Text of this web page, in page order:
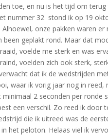
toe, en nu is het tijd om
nummer 32 stond ik op 19
Alhoewel, onze pakken waren
geplakt rond. Maar dat
voelde me sterk en was
voelden zich ook sterk,
dat ik de wedstrijden
waar ik vorig jaar nog in
2 seconden per ronde
een verschil. Zo reed ik door
die ik uitreed was de
het peloton. Helaas viel ik